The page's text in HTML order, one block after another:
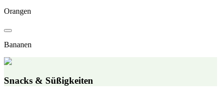
Orangen
Bananen
Snacks & Süßigkeiten